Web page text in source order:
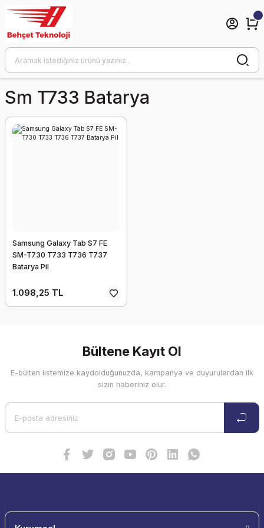
Sm T733 Batarya
Samsung Galaxy Tab S7 FE
SM-T730 T733 T736 T737
Batarya Pil
1.098,25 TL
Bültene Kayıt Ol
E-bülten listemize kaydolduğunuzda, kampanya ve duyurulardan ilk
sizin haberiniz olur.